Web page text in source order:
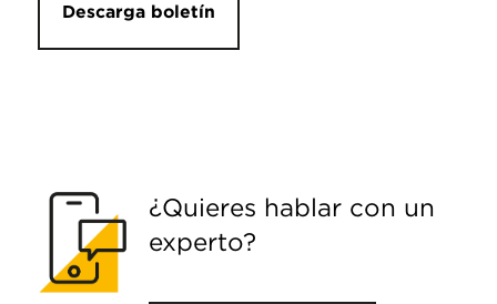
Descarga boletín
¿Quieres hablar con un
experto?